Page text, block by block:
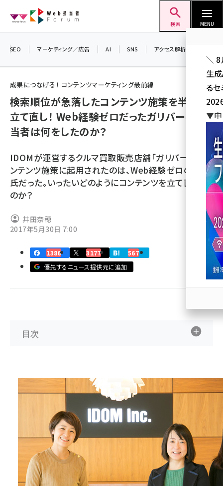
ン
検索 MENU
seo (3532)
ai (2814)
note (2317)
セミナー (2310)
meo (1277)
SEO マーケティング／広告 AI SNS アクセス解析／データ分析
成果につなげる！ コンテンツマーケティング最前線
検索順位が急落したコンテンツ施策を半年で
立て直し！ Web経験ゼロだったガリバーの担
当者は何をしたのか？
IDOMが運営するクルマ買取販売店舗「ガリバー」のコ
ンテンツ施策に起用されたのは、Web経験ゼロの三井
氏だった。いったいどのようにコンテンツを立て直した
のか？
井田奈穂
2017年5月30日 7:00
1386 3177
567
優先するニュース提供元に追加
目次
＼ 8
生
る
▼申